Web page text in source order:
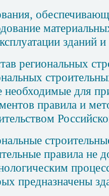
зданий
региональных
необходимые для
правила и
правила не
предназначены